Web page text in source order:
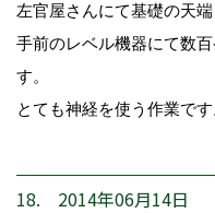
左官屋さんにて基礎の天
手前のレベル機器にて数
す。
とても神経を使う作業です
18. 2014年06月14日